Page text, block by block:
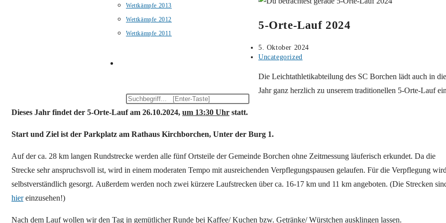
Wettkämpfe 2013
Wettkämpfe 2012
Wettkämpfe 2011
SUCHE
Diese
Website
5-Orte-Lauf 2024
Beitrag
veröffentlicht:
5. Oktober 2024
Beitrags-
Uncategorized
Die Leichtathletikabteilung des SC Borchen lädt auch in
Jahr ganz herzlich zu unserem traditionellen 5-Orte-Lauf
Dieses Jahr findet der 5-Orte-Lauf am 26.10.2024, um 13:30 Uhr statt.
Start und Ziel ist der Parkplatz am Rathaus Kirchborchen, Unter der Burg 1.
Auf der ca. 28 km langen Rundstrecke werden alle fünf Ortsteile der Gemeinde Borchen ohne Zeitmessung läuferisch erkundet. Da die
Strecke sehr anspruchsvoll ist, wird in einem moderaten Tempo mit ausreichenden Verpflegungspausen gelaufen. Für die Verpflegung wird
selbstverständlich gesorgt. Außerdem werden noch zwei kürzere Laufstrecken über ca. 16-17 km und 11 km angeboten. (Die Strecken
hiereinzusehen!)
Nach dem Lauf wollen wir den Tag in gemütlicher Runde bei Kaffee/ Kuchen bzw. Getränke/ Würstchen ausklingen lassen.